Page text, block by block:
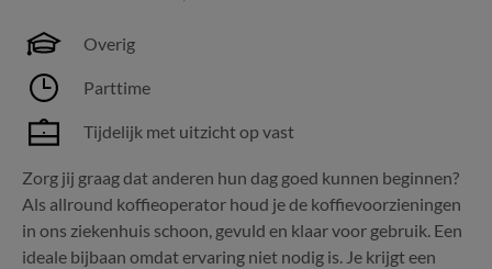
Overig
Parttime
Tijdelijk met uitzicht op vast
Zorg jij graag dat anderen hun dag goed kunnen beginnen?
Als allround koffieoperator houd je de koffievoorzieningen
in ons ziekenhuis schoon, gevuld en klaar voor gebruik. Een
ideale bijbaan omdat ervaring niet nodig is. Je krijgt een